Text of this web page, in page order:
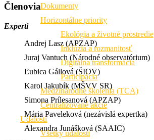
Dokumenty
Horizontálne priority
Ekológia a životné prostredie
Inklúzia a rozmanitosť
Digitálna transformácia
Participácia
Medzinárodné školenia (TCA)
Centralizované akcie
Udalosti
Všetky udalosti
Členovia
Experti
Andrej Lasz (APZAP)
Juraj Vantuch (Národné observatórium)
Ľubica Gállová (ŠIOV)
Karol Jakubík (MŠVV SR)
Simona Prílesanová (APZAP)
Mária Paveleková (nezávislá expertka)
Alexandra Junášková (SAAIC)